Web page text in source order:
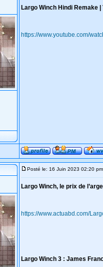
Largo Winch Hindi Remake
https://www.youtube.com/
Posté le: 16 Juin 2023 02:20 pm
Largo Winch, le prix de
https://www.actuabd.com/
Largo Winch 3 : James